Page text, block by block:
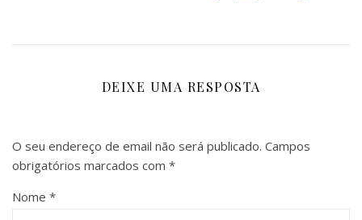
DEIXE UMA RESPOSTA
O seu endereço de email não será publicado. Campos
obrigatórios marcados com *
Nome *